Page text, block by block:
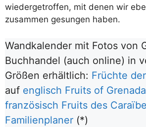
wiedergetroffen, mit denen wir
zusammen gesungen haben.
Wandkalender mit Fotos von
Buchhandel (auch online) in
Größen erhältlich: Früchte
auf englisch Fruits of Grenada
französisch Fruits des
Familienplaner (*)